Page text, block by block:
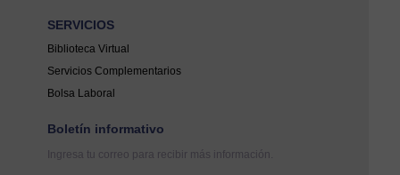
SERVICIOS
Biblioteca Virtual
Servicios Complementarios
Bolsa Laboral
Boletín informativo
Ingresa tu correo para recibir más información.